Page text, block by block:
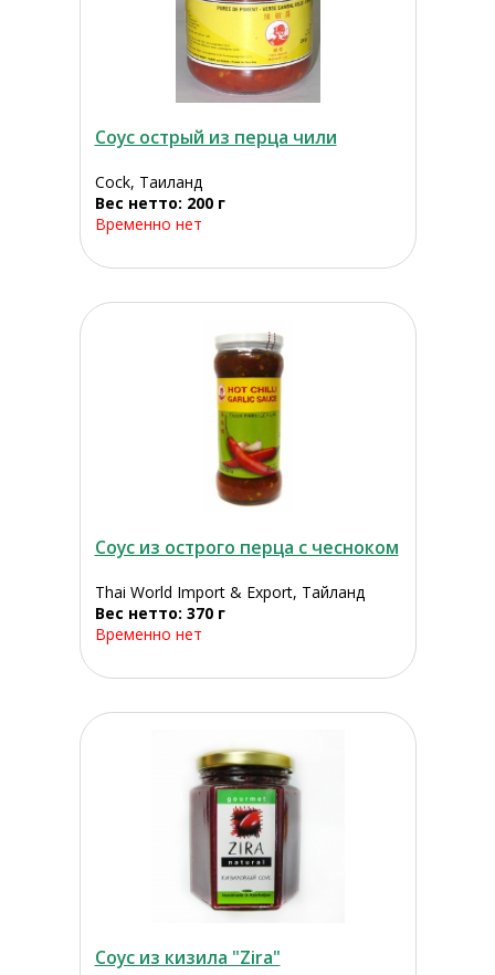
Соус острый из перца чили
Cock, Таиланд
Вес нетто: 200 г
Временно нет
Соус из острого перца с чесноком
Thai World Import & Export, Тайланд
Вес нетто: 370 г
Временно нет
Соус из кизила "Zira"